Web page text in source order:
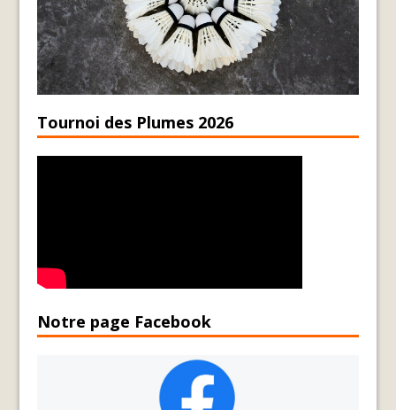
Tournoi des Plumes 2026
Notre page Facebook